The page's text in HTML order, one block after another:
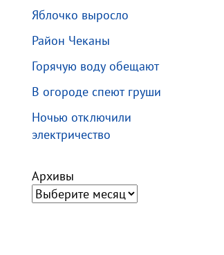
Яблочко выросло
Район Чеканы
Горячую воду обещают
В огороде спеют груши
Ночью отключили
электричество
Архивы